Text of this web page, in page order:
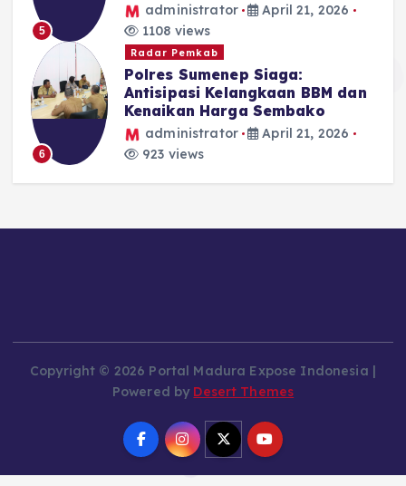
5
administrator
April 21, 2026
1108 views
6
Radar Pemkab
Polres Sumenep Siaga:
Antisipasi Kelangkaan BBM dan
Kenaikan Harga Sembako
administrator
April 21, 2026
923 views
Copyright © 2026 Portal Madura Expose Indonesia |
Powered by Desert Themes